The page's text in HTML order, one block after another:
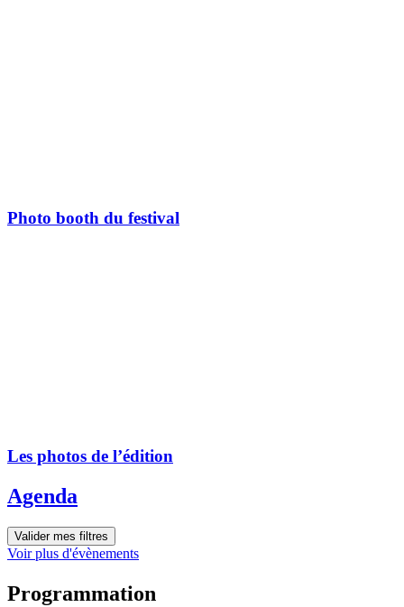
Photo booth du festival
Les photos de l’édition
Agenda
Valider mes filtres
Voir plus d'évènements
Programmation